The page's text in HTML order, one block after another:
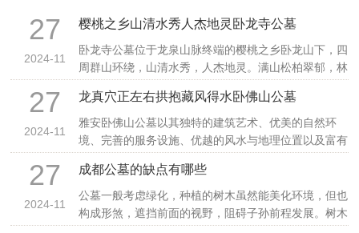
27
2024-11
樱桃之乡山清水秀人杰地灵卧龙寺公墓
卧龙寺公墓位于龙泉山脉终端的樱桃之乡卧龙山下，四
周群山环绕，山清水秀，人杰地灵。满山松柏翠郁，林
27
2024-11
龙真穴正左右拱抱藏风得水卧佛山公墓
雅安卧佛山公墓以其独特的建筑艺术、优美的自然环
境、完善的服务设施、优越的风水与地理位置以及富有
27
2024-11
成都公墓的缺点有哪些
公墓一般考虑绿化，种植的树木虽然能美化环境，但也
构成形煞，遮挡前面的视野，阻碍子孙前程发展。树木